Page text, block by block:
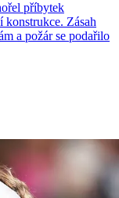
příbytek
Zásah
a požár se podařilo